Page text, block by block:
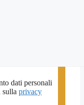
dati personali
sulla privacy